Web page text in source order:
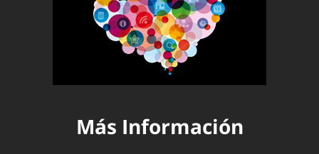
Más Información